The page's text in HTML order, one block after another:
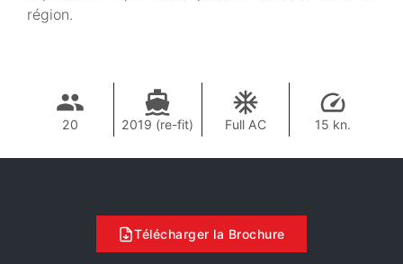
région.
20 2019 (re-fit) Full AC 15 kn.
Télécharger la Brochure